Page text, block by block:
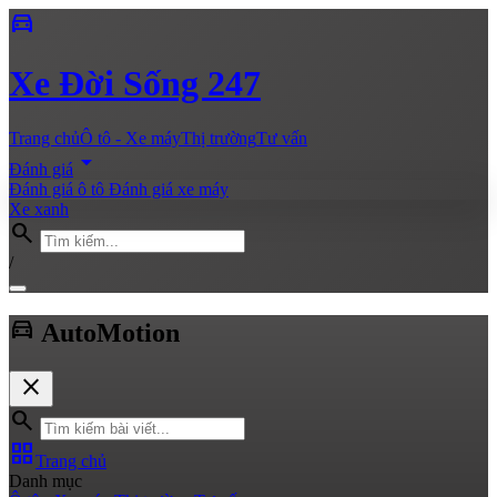
directions_car
Xe Đời Sống 247
Trang chủÔ tô - Xe máyThị trườngTư vấn
Đánh giá arrow_drop_down
Đánh giá ô tô Đánh giá xe máy
Xe xanh
search
/
directions_car AutoMotion
close
search
grid_viewTrang chủ
Danh mục